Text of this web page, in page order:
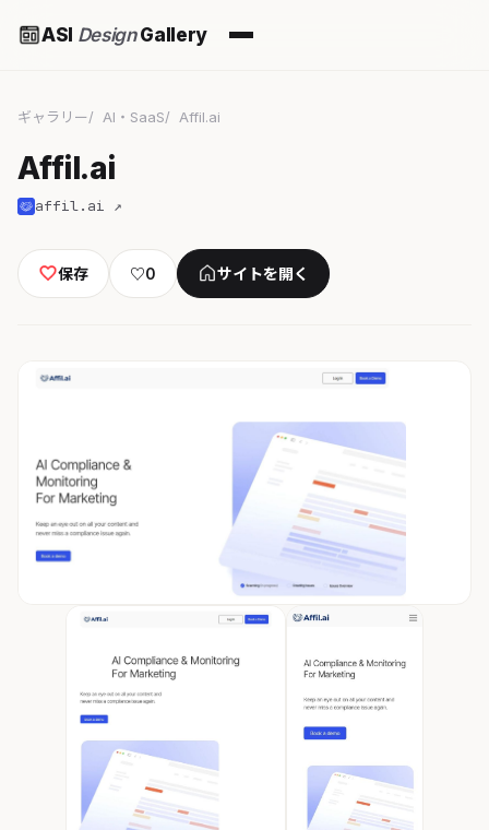
ASI DesignGallery
ギャラリー AI・SaaS Affil.ai
Affil.ai
affil.ai ↗
保存 ♡0 サイトを開く